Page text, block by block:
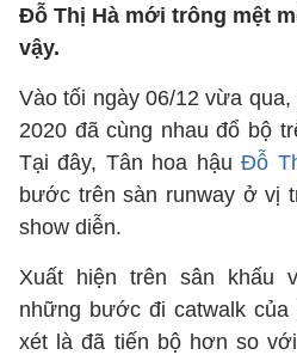
Đỗ Thị Hà mới trông mệt
vậy.
Vào tối ngày 06/12 vừa
2020 đã cùng nhau đổ bộ
Tại đây, Tân hoa hậuĐỗ
bước trên sàn runway ở vị
show diễn.
Xuất hiện trên sân khấu
những bước đi catwalk
xét là đã tiến bộ hơn so